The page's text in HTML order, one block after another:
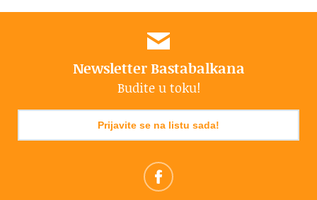
Newsletter Bastabalkana
Budite u toku!
Prijavite se na listu sada!